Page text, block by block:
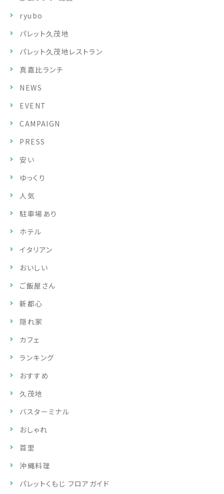
ryubo
パレット久茂地
パレット久茂地レストラン
真嘉比ランチ
NEWS
EVENT
CAMPAIGN
PRESS
安い
ゆっくり
人気
駐車場あり
ホテル
イタリアン
おいしい
ご飯屋さん
新都心
隠れ家
カフェ
ランキング
おすすめ
久茂地
バスターミナル
おしゃれ
首里
沖縄料理
パレットくもじ フロアガイド